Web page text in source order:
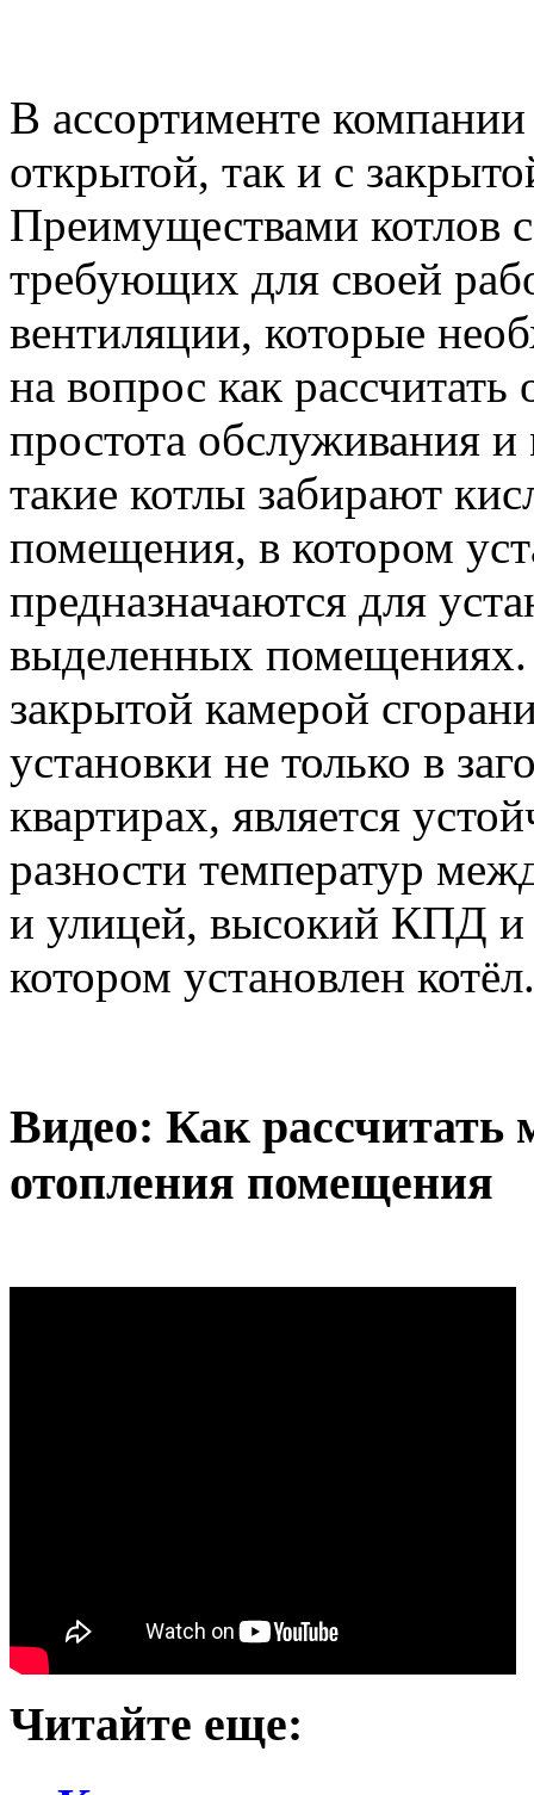
В ассортименте
открытой, так и с
Преимуществами котлов
требующих для своей
вентиляции, которые
на вопрос как
простота обслуживания
такие котлы забирают
помещения, в котором
предназначаются для
выделенных помещениях.
закрытой камерой
установки не только в
квартирах, является
разности температур
и улицей, высокий КПД
котором установлен котёл.
Видео: Как рассчитать
отопления помещения
Читайте еще: